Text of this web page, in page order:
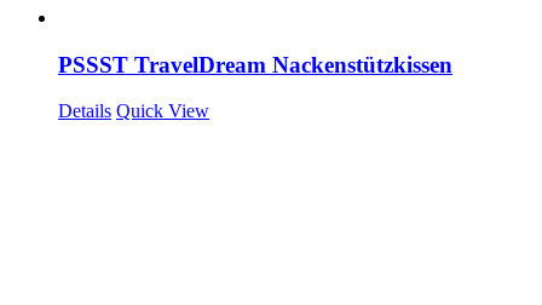
PSSST TravelDream Nackenstützkissen
Details Quick View